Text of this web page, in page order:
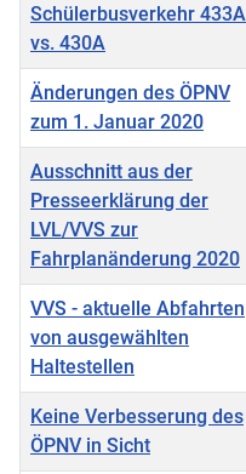
Schülerbusverkehr 433A
vs. 430A
Änderungen des ÖPNV
zum 1. Januar 2020
Ausschnitt aus der
Presseerklärung der
LVL/VVS zur
Fahrplanänderung 2020
VVS - aktuelle Abfahrten
von ausgewählten
Haltestellen
Keine Verbesserung des
ÖPNV in Sicht